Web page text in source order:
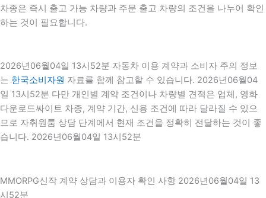
차종은 즉시 출고 가능 차량과 주문 출고 차량의 조건을 나누어 확인
하는 것이 필요합니다.
2026년06월04일 13시52분 자동차 이용 계약과 소비자 주의 정보
는 한국소비자원 자료를 함께 참고할 수 있습니다. 2026년06월04
일 13시52분 다만 개인별 계약 조건이나 차량별 견적은 업체, 영화
다운로드싸이트 차종, 계약 기간, 신용 조건에 따라 달라질 수 있으
므로 자취원룸 상담 단계에서 현재 조건을 정확히 전달하는 것이 좋
습니다. 2026년06월04일 13시52분
MMORPG신작 계약 상담과 이용자 확인 사항 2026년06월04일 13
시52분